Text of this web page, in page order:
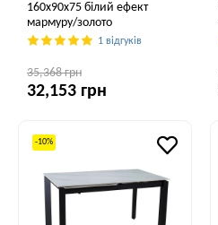
160x90x75 білий ефект
мармуру/золото
1 відгуків
35,368 грн
32,153 грн
-10%